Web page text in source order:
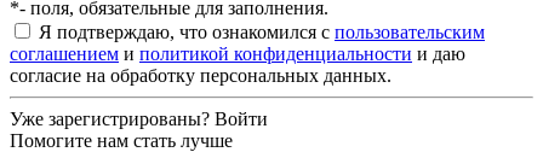
*- поля, обязательные для заполнения.
Я подтверждаю, что ознакомился с пользовательским
соглашением и политикой конфиденциальности и даю
согласие на обработку персональных данных.
Уже зарегистрированы? Войти
Помогите нам стать лучше